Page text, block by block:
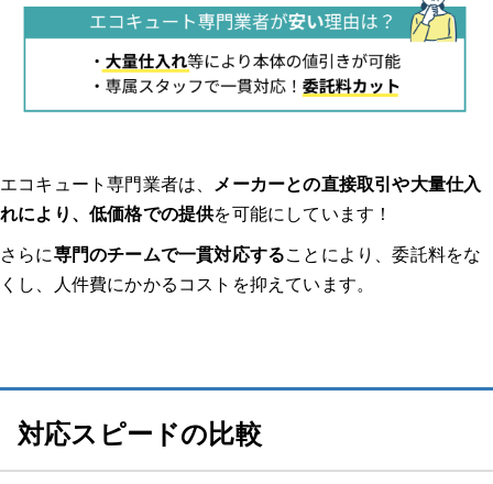
どのようなトラブルでしたか？修理/交換するに至った経緯、原
因を教えてください。
連絡してからの流れを教えてください。（どのような調査があっ
たのか、どのくらいで来たのか等）
実際にどのような作業を行いましたか？価格はどのくらいでした
えましたか？
その他のエコキュート体験談はこちらから！
エコキュート専門業者は、
メーカーとの直接取引や大量仕入
れにより、低価格での提供を可能にしています！
さらに専門のチームで一貫対応することにより、委託料をな
くし、人件費にかかるコストを抑えています。
対応スピードの比較